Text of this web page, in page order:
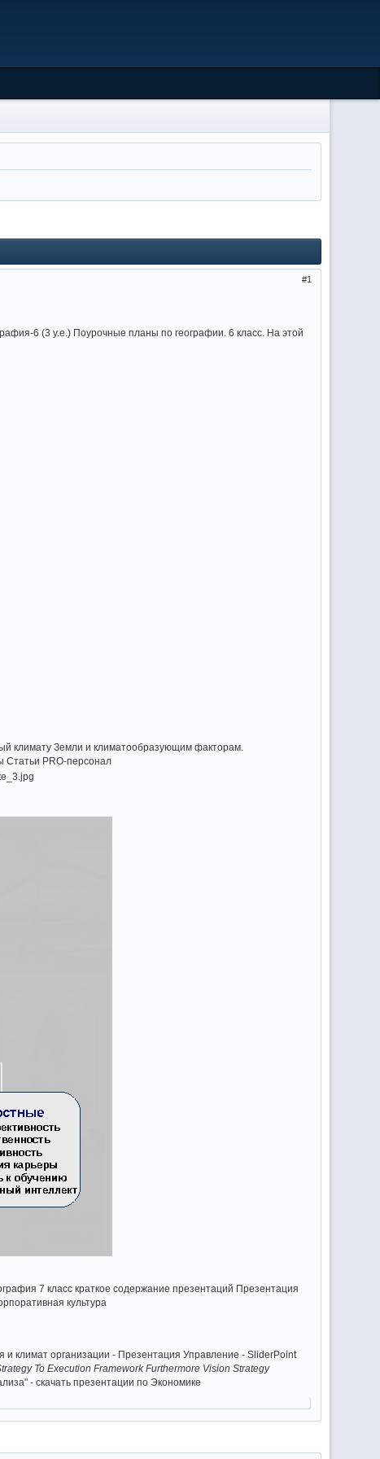
1
6 (3 у.е.) Поурочные планы по географии. 6 класс. На этой
климату Земли и климатообразующим факторам.
Статьи PRO-персонал
7 класс краткое содержание презентаций Презентация
культура
климат организации - Презентация Управление - SliderPoint
To Execution Framework Furthermore Vision Strategy
- скачать презентации по Экономике